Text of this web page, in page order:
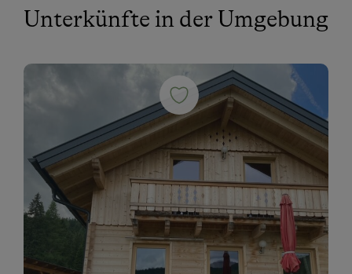
Unterkünfte in der Umgebung